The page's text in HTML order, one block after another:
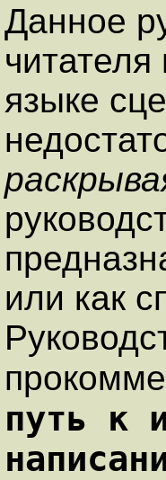
Данное
языке
или как
путь к